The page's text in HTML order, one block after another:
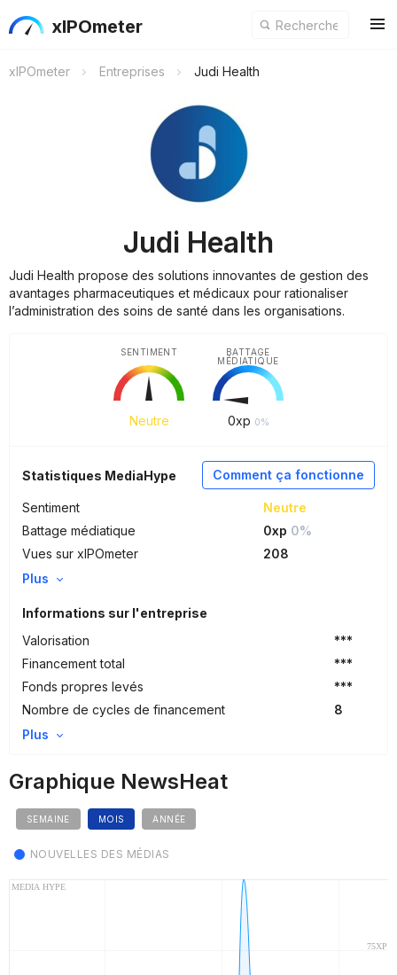
xIPOmeter
xIPOmeter Entreprises Judi Health
Judi Health
Judi Health propose des solutions innovantes de gestion des
avantages pharmaceutiques et médicaux pour rationaliser
l’administration des soins de santé dans les organisations.
Neutre
SENTIMENT
0xp 0%
BATTAGE
MÉDIATIQUE
Comment ça fonctionne
Statistiques MediaHype
Sentiment
Neutre
Battage médiatique
0xp 0%
Vues sur xIPOmeter
208
Plus
Informations sur l'entreprise
Valorisation
***
Financement total
***
Fonds propres levés
***
Nombre de cycles de financement
8
Plus
Graphique NewsHeat
SEMAINE MOIS ANNÉE
NOUVELLES DES MÉDIAS